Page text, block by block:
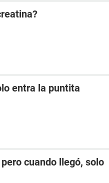
entra la puntita
cuando llegó, solo